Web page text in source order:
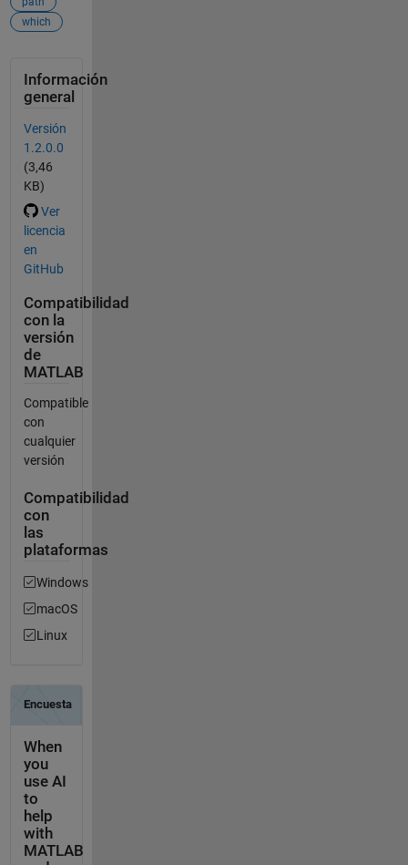
which
Información
general
Versión
1.2.0.0
(3,46
KB)
Ver
licencia
en
GitHub
Compatibilidad
con la
versión
de
MATLAB
Compatible
con
cualquier
versión
Compatibilidad
con
las
plataformas
Windows
macOS
Linux